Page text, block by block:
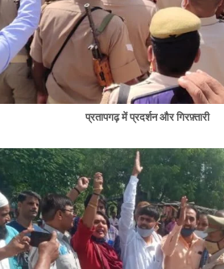
प्रतापगढ़ में प्रदर्शन और गिरफ़्तारी